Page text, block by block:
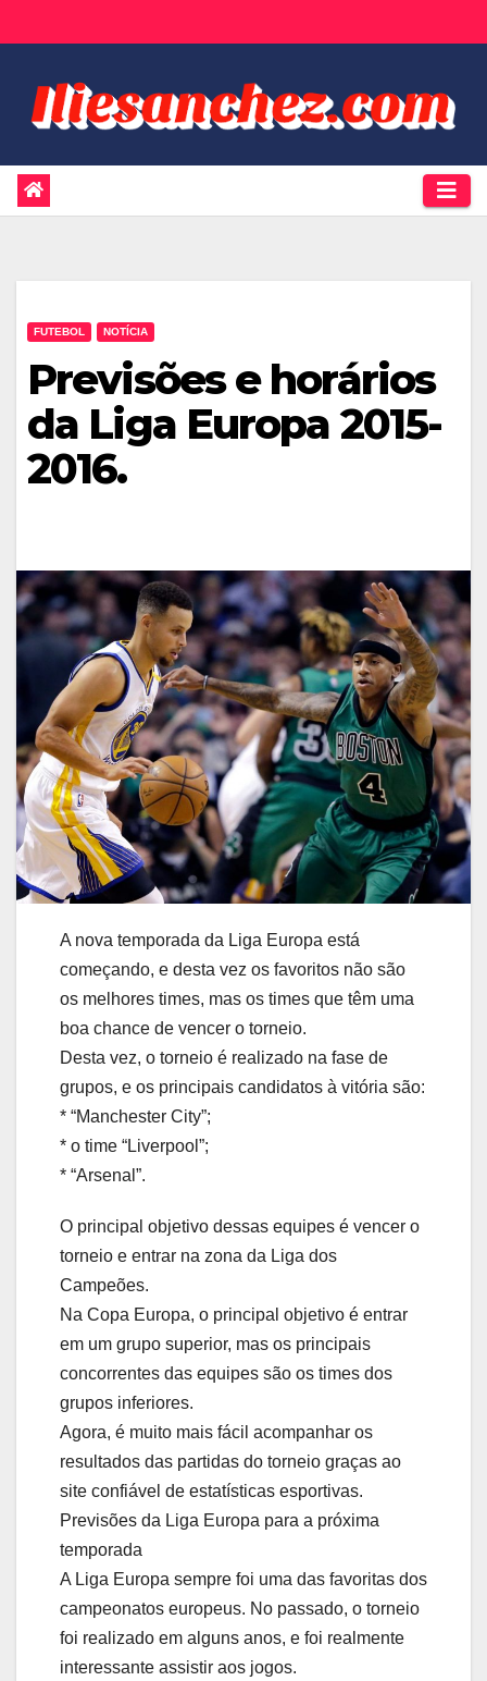
to
FUTEBOL NOTÍCIA
Previsões e horários
da Liga Europa 2015-
2016.
A nova temporada da Liga Europa está
começando, e desta vez os favoritos não são
os melhores times, mas os times que têm uma
boa chance de vencer o torneio.
Desta vez, o torneio é realizado na fase de
grupos, e os principais candidatos à vitória são:
* “Manchester City”;
* o time “Liverpool”;
* “Arsenal”.
O principal objetivo dessas equipes é vencer o
torneio e entrar na zona da Liga dos
Campeões.
Na Copa Europa, o principal objetivo é entrar
em um grupo superior, mas os principais
concorrentes das equipes são os times dos
grupos inferiores.
Agora, é muito mais fácil acompanhar os
resultados das partidas do torneio graças ao
site confiável de estatísticas esportivas.
Previsões da Liga Europa para a próxima
temporada
A Liga Europa sempre foi uma das favoritas dos
campeonatos europeus. No passado, o torneio
foi realizado em alguns anos, e foi realmente
interessante assistir aos jogos.